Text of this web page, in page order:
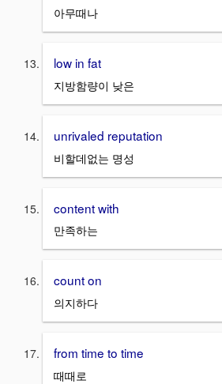
아무때나
low in fat
지방함량이 낮은
unrivaled reputation
비할데없는 명성
content with
만족하는
count on
의지하다
from time to time
때때로